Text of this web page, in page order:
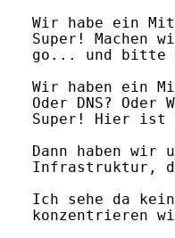
Wir habe ein
Super!
go... und bitte
Wir haben ein
Oder DNS? Oder
Super! Hier ist
Dann haben
Infrastruktur,
Ich sehe da
konzentrieren